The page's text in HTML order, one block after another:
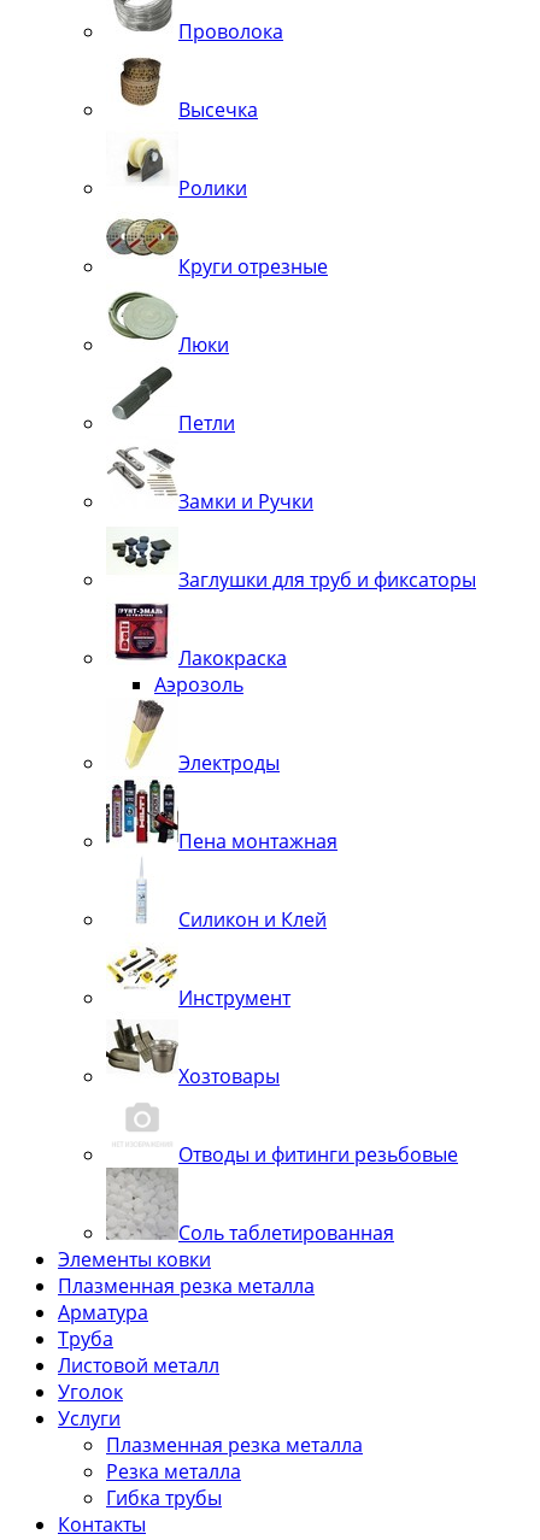
Проволока
Высечка
Ролики
Круги отрезные
Люки
Петли
Замки и Ручки
Заглушки для труб и фиксаторы
Лакокраска
Аэрозоль
Электроды
Пена монтажная
Силикон и Клей
Инструмент
Хозтовары
Отводы и фитинги резьбовые
Соль таблетированная
Элементы ковки
Плазменная резка металла
Арматура
Труба
Листовой металл
Уголок
Услуги
Плазменная резка металла
Резка металла
Гибка трубы
Контакты